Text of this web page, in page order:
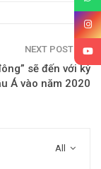
NEXT POST
sẽ đến với kỳ
Á vào năm 2020
All